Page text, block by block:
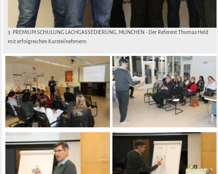
3. PREMIUM SCHULUNG LACHGASSEDIERUNG, MÜNCHEN - Der Referent Thomas Held
mit erfolgreichen Kursteilnehmern.